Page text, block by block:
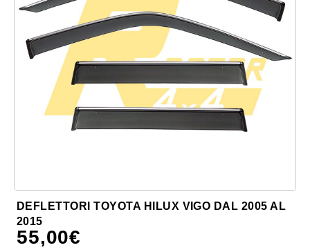
DEFLETTORI TOYOTA HILUX VIGO DAL 2005 AL
2015
55,00€